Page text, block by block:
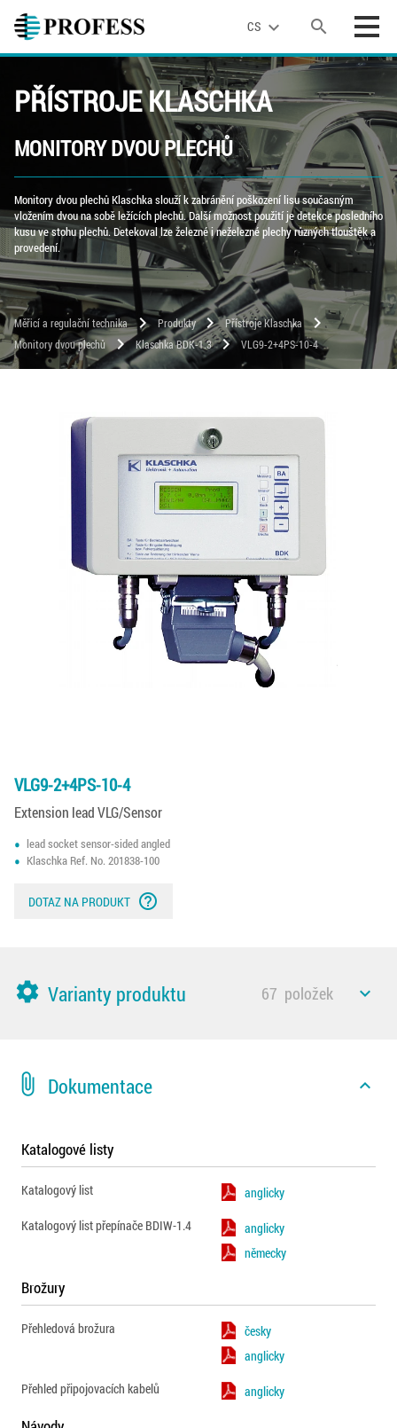
CS expand_more search
PŘÍSTROJE KLASCHKA
MONITORY DVOU PLECHŮ
Monitory dvou plechů Klaschka slouží k zabránění poškození lisu současným
vložením dvou na sobě ležících plechů. Další možnost použití je detekce posledního
kusu ve stohu plechů. Detekoval lze železné i neželezné plechy různých tlouštěk a
provedení.
Měřicí a regulační technika chevron_right Produkty chevron_right Přístroje Klaschka chevron_right
Monitory dvou plechů chevron_right Klaschka BDK-1.3 chevron_right VLG9-2+4PS-10-4
VLG9-2+4PS-10-4
Extension lead VLG/Sensor
lead socket sensor-sided angled
Klaschka Ref. No. 201838-100
DOTAZ NA PRODUKT help_outline
settings Varianty produktu 67 položek expand_less
attach_file Dokumentace expand_less
Katalogové listy
Katalogový list
anglicky
Katalogový list přepínače BDIW-1.4
anglicky
německy
Brožury
Přehledová brožura
česky
anglicky
Přehled připojovacích kabelů
anglicky